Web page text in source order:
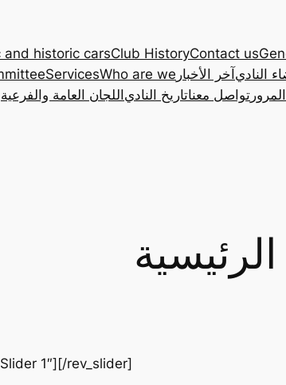
and historic carsClub HistoryContact us
ServicesWho are we آخر الأخبار النادي
اللجان العامة والفرعية تاريخ الناديتواصل معنا
الرئيسية
1″][/rev_slider]